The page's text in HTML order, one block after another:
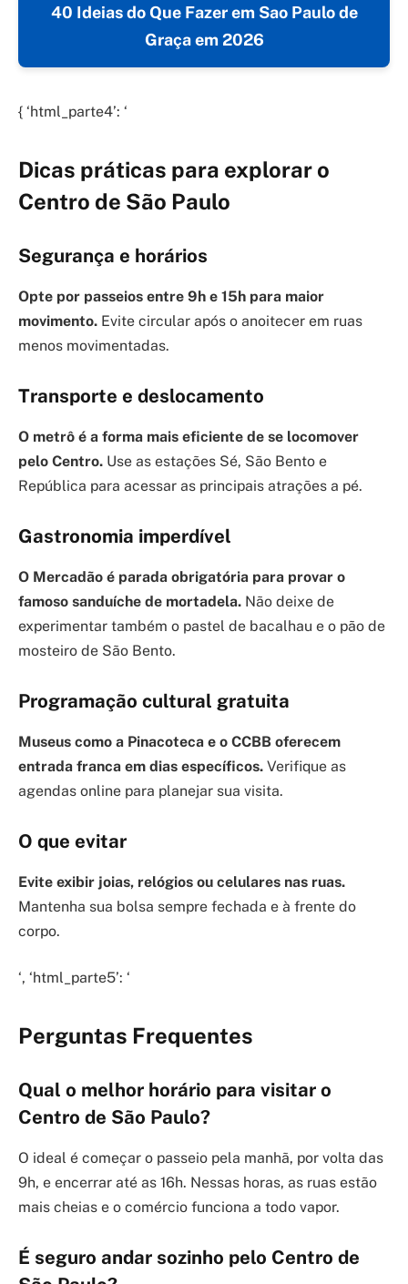
40 Ideias do Que Fazer em Sao Paulo de
Graça em 2026
{ ‘html_parte4’: ‘
Dicas práticas para explorar o
Centro de São Paulo
Segurança e horários
Opte por passeios entre 9h e 15h para maior
movimento. Evite circular após o anoitecer em ruas
menos movimentadas.
Transporte e deslocamento
O metrô é a forma mais eficiente de se locomover
pelo Centro. Use as estações Sé, São Bento e
República para acessar as principais atrações a pé.
Gastronomia imperdível
O Mercadão é parada obrigatória para provar o
famoso sanduíche de mortadela. Não deixe de
experimentar também o pastel de bacalhau e o pão de
mosteiro de São Bento.
Programação cultural gratuita
Museus como a Pinacoteca e o CCBB oferecem
entrada franca em dias específicos. Verifique as
agendas online para planejar sua visita.
O que evitar
Evite exibir joias, relógios ou celulares nas ruas.
Mantenha sua bolsa sempre fechada e à frente do
corpo.
‘, ‘html_parte5’: ‘
Perguntas Frequentes
Qual o melhor horário para visitar o
Centro de São Paulo?
O ideal é começar o passeio pela manhã, por volta das
9h, e encerrar até as 16h. Nessas horas, as ruas estão
mais cheias e o comércio funciona a todo vapor.
É seguro andar sozinho pelo Centro de